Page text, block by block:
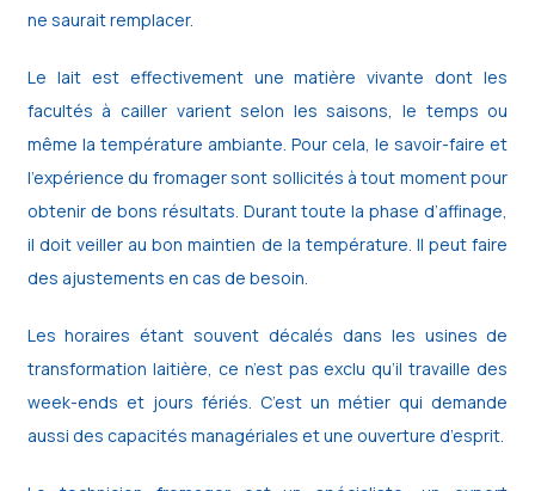
ne saurait remplacer.
Le lait est effectivement une matière vivante dont les
facultés à cailler varient selon les saisons, le temps ou
même la température ambiante. Pour cela, le savoir-faire et
l’expérience du fromager sont sollicités à tout moment pour
obtenir de bons résultats. Durant toute la phase d’affinage,
il doit veiller au bon maintien de la température. Il peut faire
des ajustements en cas de besoin.
Les horaires étant souvent décalés dans les usines de
transformation laitière, ce n’est pas exclu qu’il travaille des
week-ends et jours fériés. C’est un métier qui demande
aussi des capacités managériales et une ouverture d’esprit.